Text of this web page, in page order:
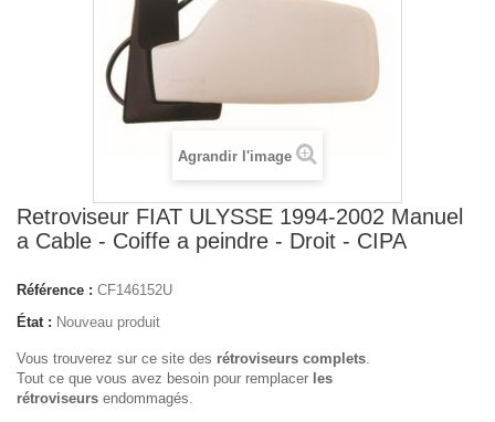
Agrandir l'image
Retroviseur FIAT ULYSSE 1994-2002 Manuel
a Cable - Coiffe a peindre - Droit - CIPA
Référence : CF146152U
État : Nouveau produit
Vous trouverez sur ce site des rétroviseurs complets.
Tout ce que vous avez besoin pour remplacer les
rétroviseurs endommagés.